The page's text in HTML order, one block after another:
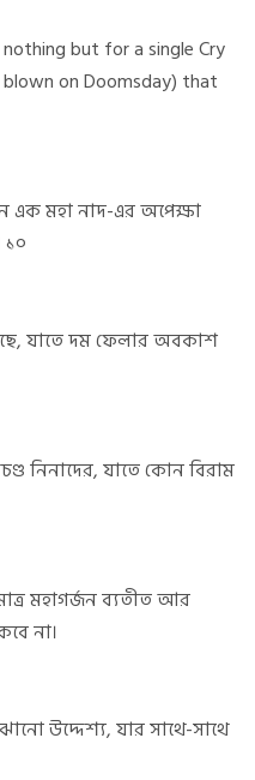
but for a single Cry
on Doomsday) that
এক মহা নাদ-এর অপেক্ষা
যাতে দম ফেলার অবকাশ
নিনাদের, যাতে কোন বিরাম
মহাগর্জন ব্যতীত আর
না।
উদ্দেশ্য, যার সাথে-সাথে